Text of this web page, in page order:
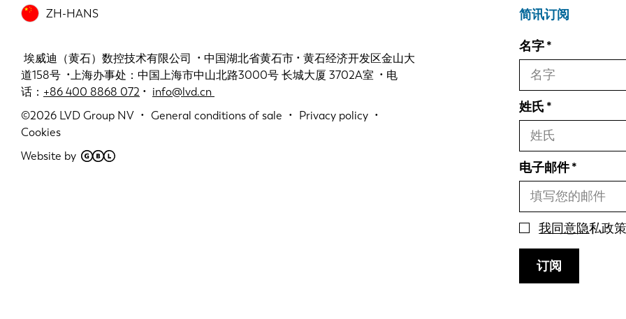
ZH-HANS
埃威迪（黄石）数控技术有限公司 • 中国湖北省黄石市 • 黄石经济开发区金山大
道158号 •上海办事处：中国上海市中山北路3000号 长城大厦 3702A室 • 电
话： +86 400 8868 072 • info@lvd.cn
©2026 LVD Group NV General conditions of sale
Privacy policy
Cookies
Website by
简讯订阅
名字
姓氏
电子邮件
我同意隐私政
订阅